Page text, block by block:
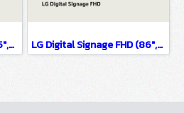
LG Digital Signage FHD (75",65",55",49",43",32") KT-T75E LG Digital Signage FHD (86",75",65",55") TC3D